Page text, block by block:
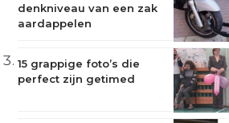
denkniveau van een zak
aardappelen
15 grappige foto’s die
perfect zijn getimed